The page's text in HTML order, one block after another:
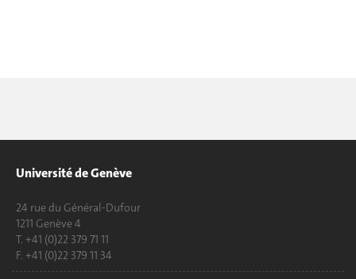
Université de Genève
24 rue du Général-Dufour
1211 Genève 4
T. +41 (0)22 379 71 11
F. +41 (0)22 379 11 34